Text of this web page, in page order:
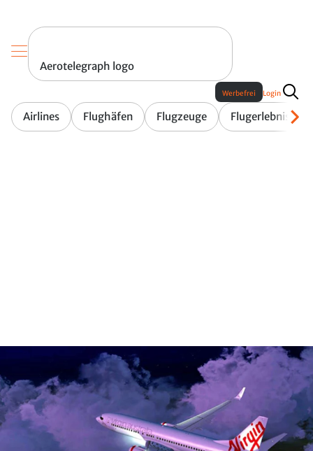
Aerotelegraph logo
Airlines Flughäfen Flugzeuge Flugerlebnis
Werbefrei Login